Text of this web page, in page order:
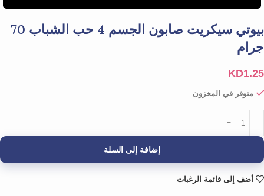
بيوتي سيكريت صابون الجسم 4 حب الشباب 70
جرام
KD1.25
متوفر في المخزون
إضافة إلى السلة
أضف إلى قائمة الرغبات